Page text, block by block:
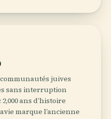
juives
sans interruption
ans d’histoire
marque l’ancienne